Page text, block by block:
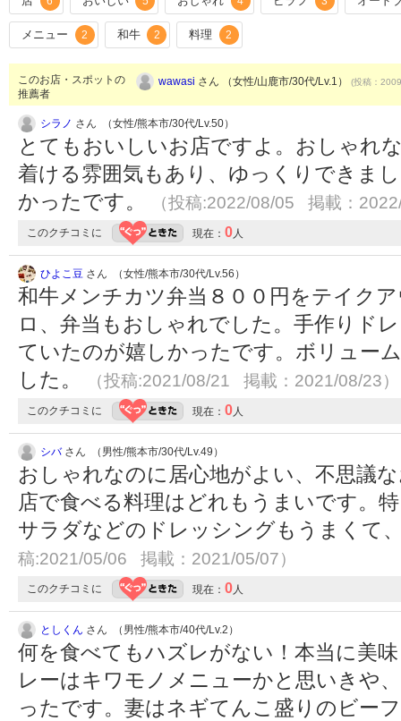
メニュー 2 和牛 2 料理 2
このお店・スポットの
推薦者
wawasi さん （女性/山鹿市/30代/Lv.1） (投稿：
シラノ さん （女性/熊本市/30代/Lv.50）
とてもおいしいお店ですよ。おしゃれ
着ける雰囲気もあり、ゆっくりできま
かったです。
（投稿:2022/08/05 掲載：
このクチコミに 現在： 0人
ひよこ豆 さん （女性/熊本市/30代/Lv.56）
和牛メンチカツ弁当８００円をテイク
ロ、弁当もおしゃれでした。手作りド
ていたのが嬉しかったです。ボリュー
した。
（投稿:2021/08/21 掲載：2021/08/23）
このクチコミに 現在： 0人
シバさん （男性/熊本市/30代/Lv.49）
おしゃれなのに居心地がよい、不思議
店で食べる料理はどれもうまいです。
サラダなどのドレッシングもうまくて
稿:2021/05/06 掲載：2021/05/07）
このクチコミに 現在： 0人
としくん さん （男性/熊本市/40代/Lv.2）
何を食べてもハズレがない！本当に美
レーはキワモノメニューかと思いきや
ったです。妻はネギてんこ盛りのビー